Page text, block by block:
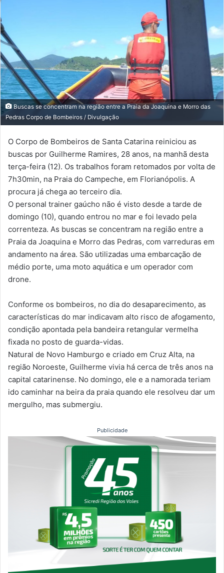
Buscas se concentram na região entre a Praia da Joaquina e Morro das
Pedras Corpo de Bombeiros / Divulgação
O Corpo de Bombeiros de Santa Catarina reiniciou as
buscas por Guilherme Ramires, 28 anos, na manhã desta
terça-feira (12). Os trabalhos foram retomados por volta de
7h30min, na Praia do Campeche, em Florianópolis. A
procura já chega ao terceiro dia.
O personal trainer gaúcho não é visto desde a tarde de
domingo (10), quando entrou no mar e foi levado pela
correnteza. As buscas se concentram na região entre a
Praia da Joaquina e Morro das Pedras, com varreduras em
andamento na área. São utilizadas uma embarcação de
médio porte, uma moto aquática e um operador com
drone.
Conforme os bombeiros, no dia do desaparecimento, as
características do mar indicavam alto risco de afogamento,
condição apontada pela bandeira retangular vermelha
fixada no posto de guarda-vidas.
Natural de Novo Hamburgo e criado em Cruz Alta, na
região Noroeste, Guilherme vivia há cerca de três anos na
capital catarinense. No domingo, ele e a namorada teriam
ido caminhar na beira da praia quando ele resolveu dar um
mergulho, mas submergiu.
Publicidade